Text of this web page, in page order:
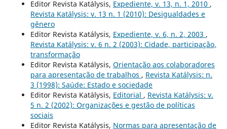
Editor Revista Katálysis, Expediente, v. 13, n. 1, 2010 ,
Revista Katálysis: v. 13 n. 1 (2010): Desigualdades e
gênero
Editor Revista Katálysis, Expediente, v. 6, n. 2, 2003 ,
Revista Katálysis: v. 6 n. 2 (2003): Cidade, participação,
transformação
Editor Revista Katálysis, Orientação aos colaboradores
para apresentação de trabalhos , Revista Katálysis: n.
3 (1998): Saúde: Estado e sociedade
Editor Revista Katálysis, Editorial , Revista Katálysis: v.
5 n. 2 (2002): Organizações e gestão de políticas
sociais
Editor Revista Katálysis, Normas para apresentação de